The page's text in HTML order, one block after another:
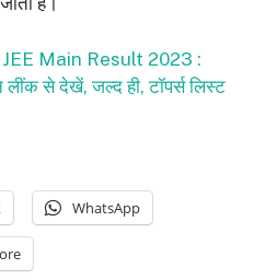
Main Result 2023 :
से देखें, जल्द ही, टॉपर्स लिस्ट
WhatsApp